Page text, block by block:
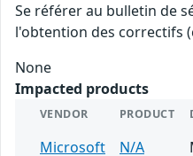
Se référer au bulletin de
l'obtention des correctifs
None
Impacted products
VENDOR PRODUCT
Microsoft N/A